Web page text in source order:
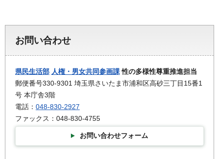
お問い合わせ
県民生活部 人権・男女共同参画課性の多様性尊重推進担当
郵便番号330-9301 埼玉県さいたま市浦和区高砂三丁目15番1
号 本庁舎3階
電話： 048-830-2927
ファックス：048-830-4755
お問い合わせフォーム